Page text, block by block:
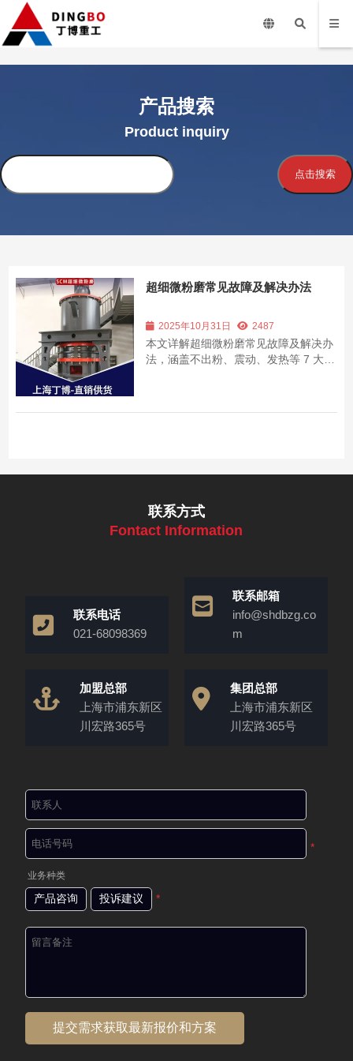
产品搜索
Product inquiry
点击搜索
超细微粉磨常见故障及解决办法
2025年10月31日 2487
本文详解超细微粉磨常见故障及解决办
法，涵盖不出粉、震动、发热等 7 大问
联系方式
Fontact Information
联系电话
021-68098369
联系邮箱
info@shdbzg.co
m
加盟总部
上海市浦东新区
川宏路365号
集团总部
上海市浦东新区
川宏路365号
*
业务种类
产品咨询 投诉建议 *